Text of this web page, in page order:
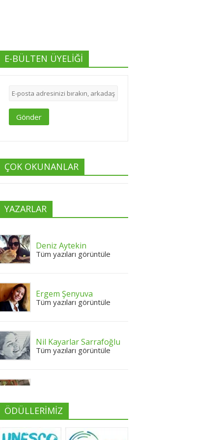
E-BÜLTEN ÜYELİĞİ
Gönder
ÇOK OKUNANLAR
YAZARLAR
Deniz Aytekin
Tüm yazıları görüntüle
Ergem Şenyuva
Tüm yazıları görüntüle
Nil Kayarlar Sarrafoğlu
Tüm yazıları görüntüle
Neslihan Edeş
ÖDÜLLERİMİZ